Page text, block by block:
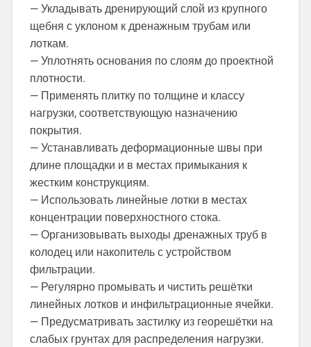
— Укладывать дренирующий слой из крупного
щебня с уклоном к дренажным трубам или
лоткам.
— Уплотнять основания по слоям до проектной
плотности.
— Применять плитку по толщине и классу
нагрузки, соответствующую назначению
покрытия.
— Устанавливать деформационные швы при
длине площадки и в местах примыкания к
жестким конструкциям.
— Использовать линейные лотки в местах
концентрации поверхностного стока.
— Организовывать выходы дренажных труб в
колодец или накопитель с устройством
фильтрации.
— Регулярно промывать и чистить решётки
линейных лотков и инфильтрационные ячейки.
— Предусматривать застилку из георешётки на
слабых грунтах для распределения нагрузки.